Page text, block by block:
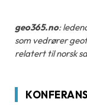
geo365.no:
som vedrører
relatert til norsk